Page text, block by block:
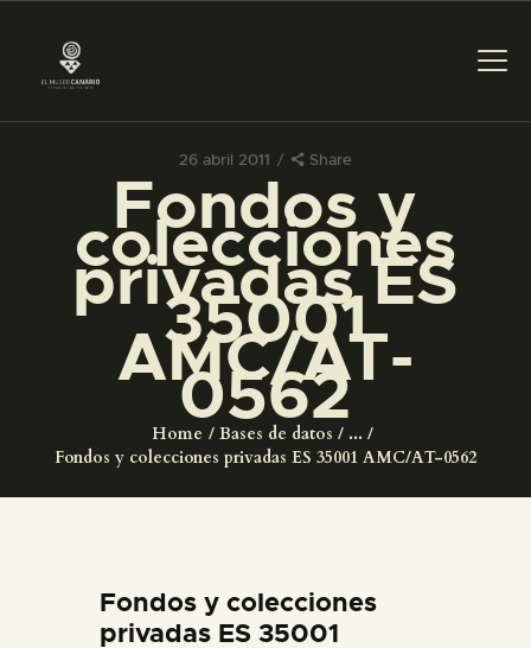
26 abril 2011 Share
Fondos y
colecciones
privadas ES
35001
AMC/AT-
0562
Home Bases de datos
...
Fondos y colecciones privadas ES 35001 AMC/AT-0562
PREPARAR LA VISITA
ACTIVIDADES
EL MUSEO
ESPAÑOL
Fondos y colecciones
privadas ES 35001